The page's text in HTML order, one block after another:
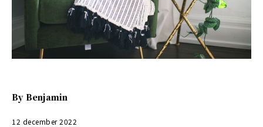
By Benjamin
12 december 2022